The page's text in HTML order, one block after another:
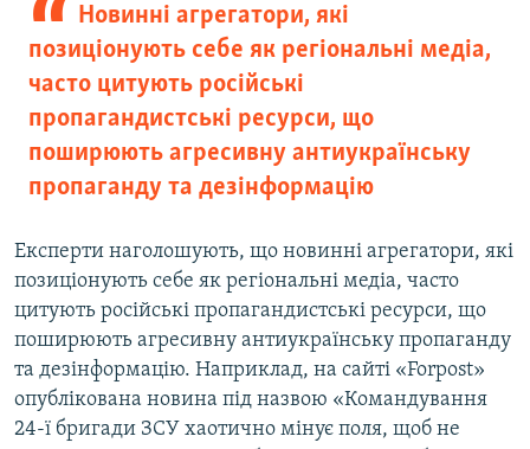
Новинні агрегатори, які
позиціонують себе як регіональні медіа,
часто цитують російські
пропагандистські ресурси, що
поширюють агресивну антиукраїнську
пропаганду та дезінформацію
Експерти наголошують, що новинні агрегатори, які
позиціонують себе як регіональні медіа, часто
цитують російські пропагандистські ресурси, що
поширюють агресивну антиукраїнську пропаганду
та дезінформацію. Наприклад, на сайті «Forpost»
опублікована новина під назвою «Командування
24-ї бригади ЗСУ хаотично мінує поля, щоб не